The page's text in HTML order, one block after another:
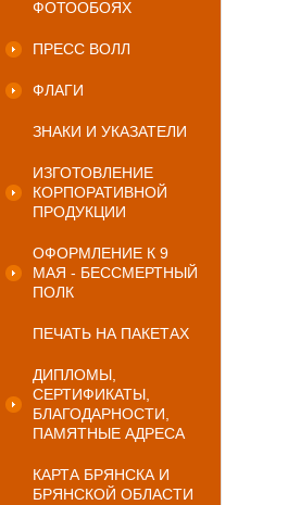
ФОТООБОЯХ
ПРЕСС ВОЛЛ
ФЛАГИ
ЗНАКИ И УКАЗАТЕЛИ
ИЗГОТОВЛЕНИЕ
КОРПОРАТИВНОЙ
ПРОДУКЦИИ
ОФОРМЛЕНИЕ К 9
МАЯ - БЕССМЕРТНЫЙ
ПОЛК
ПЕЧАТЬ НА ПАКЕТАХ
ДИПЛОМЫ,
СЕРТИФИКАТЫ,
БЛАГОДАРНОСТИ,
ПАМЯТНЫЕ АДРЕСА
КАРТА БРЯНСКА И
БРЯНСКОЙ ОБЛАСТИ